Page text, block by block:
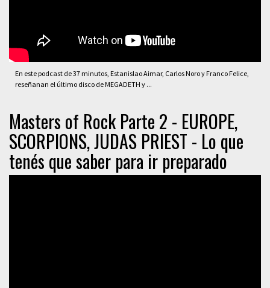
En este podcast de 37 minutos, Estanislao Aimar, Carlos Noro y Franco Felice,
reseñanan el último disco de MEGADETH y ...
Masters of Rock Parte 2 - EUROPE,
SCORPIONS, JUDAS PRIEST - Lo que
tenés que saber para ir preparado